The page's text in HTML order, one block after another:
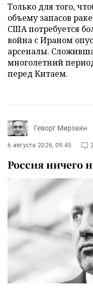
Только для того,
объему запасов
США потребуется
война с Ираном
арсеналы.
многолетний
перед Китаем.
Геворг Мирзаян
6 августа 2026, 09:45
Россия ничего